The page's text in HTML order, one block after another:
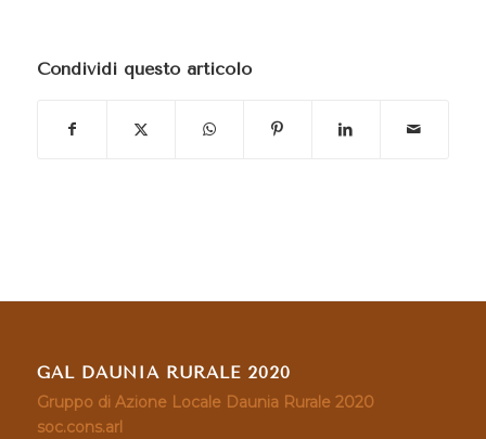
Condividi questo articolo
GAL DAUNIA RURALE 2020
Gruppo di Azione Locale Daunia Rurale 2020
soc.cons.arl